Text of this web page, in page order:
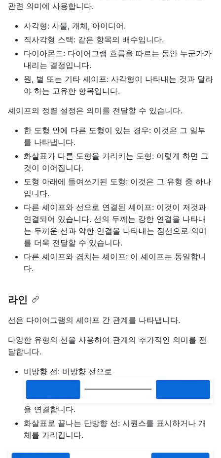
관련 의미에 사용합니다.
사각형: 사물, 개체, 아이디어.
직사각형 스택: 같은 항목의 배수입니다.
다이아몬드: 다이어그램 흐름을 따르는 동안 누군가가
내리는 결정입니다.
원, 별 또는 기타 셰이프: 사각형이 나타내는 것과 달라
야 하는 고유한 항목입니다.
셰이프의 정렬 설정은 의미를 전달할 수 있습니다.
한 도형 안에 다른 도형이 있는 경우: 이것은 그 일부
를 나타냅니다.
화살표가 다른 도형을 가리키는 도형: 이렇게 하면 그
것이 이어집니다.
도형 아래에 들여쓰기된 도형: 이것은 그 유형 중 하나
입니다.
다른 셰이프와 선으로 연결된 셰이프: 이것이 저것과
연결되어 있습니다. 선의 두께는 강한 연결을 나타내
는 두꺼운 선과 약한 연결을 나타내는 점선으로 의미
를 더욱 전달할 수 있습니다.
다른 셰이프와 겹치는 셰이프: 이 셰이프는 동일합니
다.
라인
선은 다이어그램의 셰이프 간 관계를 나타냅니다.
다양한 유형의 선을 사용하여 관계의 추가적인 의미를 전
달합니다.
비방향 선: 비방향 선으로
을 연결합니다.
화살표로 끝나는 단방향 선: 시퀀스를 표시하거나 개
체를 가리킵니다.